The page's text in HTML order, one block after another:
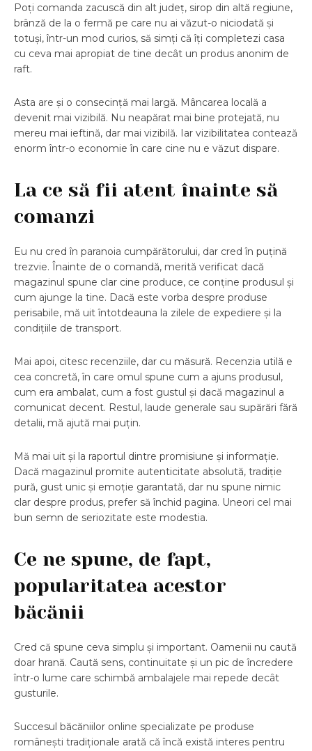
Poți comanda zacuscă din alt județ, sirop din altă regiune,
brânză de la o fermă pe care nu ai văzut-o niciodată și
totuși, într-un mod curios, să simți că îți completezi casa
cu ceva mai apropiat de tine decât un produs anonim de
raft.
Asta are și o consecință mai largă. Mâncarea locală a
devenit mai vizibilă. Nu neapărat mai bine protejată, nu
mereu mai ieftină, dar mai vizibilă. Iar vizibilitatea contează
enorm într-o economie în care cine nu e văzut dispare.
La ce să fii atent înainte să
comanzi
Eu nu cred în paranoia cumpărătorului, dar cred în puțină
trezvie. Înainte de o comandă, merită verificat dacă
magazinul spune clar cine produce, ce conține produsul și
cum ajunge la tine. Dacă este vorba despre produse
perisabile, mă uit întotdeauna la zilele de expediere și la
condițiile de transport.
Mai apoi, citesc recenziile, dar cu măsură. Recenzia utilă e
cea concretă, în care omul spune cum a ajuns produsul,
cum era ambalat, cum a fost gustul și dacă magazinul a
comunicat decent. Restul, laude generale sau supărări fără
detalii, mă ajută mai puțin.
Mă mai uit și la raportul dintre promisiune și informație.
Dacă magazinul promite autenticitate absolută, tradiție
pură, gust unic și emoție garantată, dar nu spune nimic
clar despre produs, prefer să închid pagina. Uneori cel mai
bun semn de seriozitate este modestia.
Ce ne spune, de fapt,
popularitatea acestor
băcănii
Cred că spune ceva simplu și important. Oamenii nu caută
doar hrană. Caută sens, continuitate și un pic de încredere
într-o lume care schimbă ambalajele mai repede decât
gusturile.
Succesul băcăniilor online specializate pe produse
românești tradiționale arată că încă există interes pentru